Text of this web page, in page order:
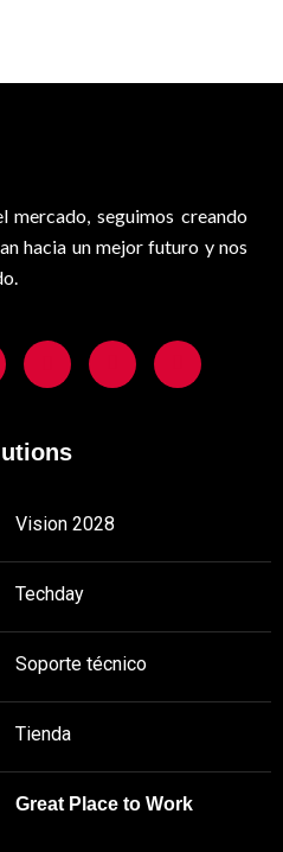
mercado, seguimos creando
hacia un mejor futuro y nos
Vision 2028
Techday
Soporte técnico
Tienda
Great Place to Work